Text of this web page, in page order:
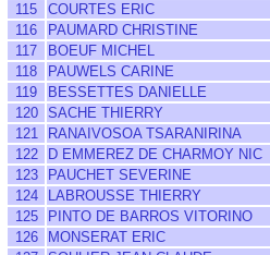
115
COURTES ERIC
116
PAUMARD CHRISTINE
117
BOEUF MICHEL
118
PAUWELS CARINE
119
BESSETTES DANIELLE
120
SACHE THIERRY
121
RANAIVOSOA TSARANIRINA
122
D EMMEREZ DE CHARMOY NIC
123
PAUCHET SEVERINE
124
LABROUSSE THIERRY
125
PINTO DE BARROS VITORINO
126
MONSERAT ERIC